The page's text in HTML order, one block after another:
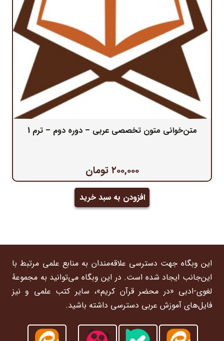
متن‌خوانی متون تخصصی عربی – دوره دوم – ترم 1
۲۰۰,۰۰۰ تومان
افزودن به سبد خرید
این وبگاه جهت دسترسی علاقه‌مندان به منابع علمی مرتبط با
این‌جانب ایجاد شده است. در این وبگاه می‌توانید به مجموعۀ
لغوی-ادبی «در محضر قرآن کریم»، سایر کتب علمی و نیز
فایل‌های آموزش عربی دسترسی داشته باشید.